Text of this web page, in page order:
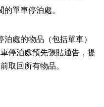
單車停泊處。
的物品（包括單車）
停泊處預先張貼通告，提
取回所有物品。